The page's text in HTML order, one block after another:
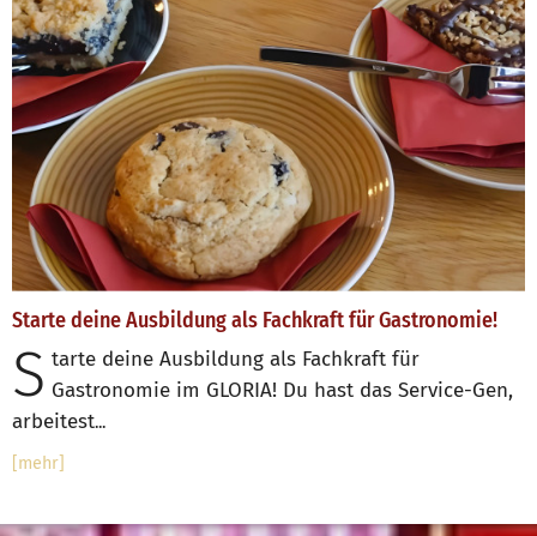
Starte deine Ausbildung als Fachkraft für Gastronomie!
S tarte deine Ausbildung als Fachkraft für
Gastronomie im GLORIA! Du hast das Service-Gen,
arbeitest...
[mehr]